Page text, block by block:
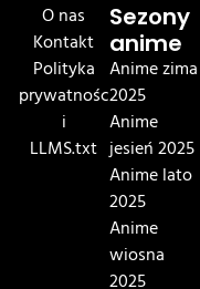
O nas
Kontakt
Polityka
prywatnośc
i
LLMS.txt
Sezony
anime
Anime zima
2025
Anime
jesień 2025
Anime lato
2025
Anime
wiosna